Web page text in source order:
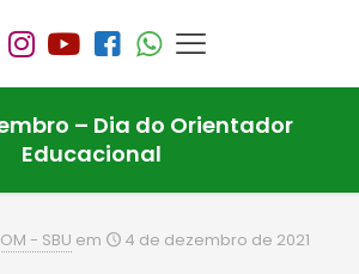
– Dia do Orientador
Educacional
- SBU em 4 de dezembro de 2021